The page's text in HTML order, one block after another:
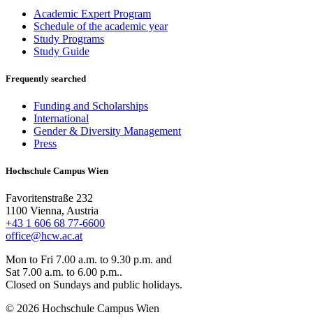
Academic Expert Program
Schedule of the academic year
Study Programs
Study Guide
Frequently searched
Funding and Scholarships
International
Gender & Diversity Management
Press
Hochschule Campus Wien
Favoritenstraße 232
1100 Vienna, Austria
+43 1 606 68 77-6600
office@hcw.ac.at
Mon to Fri 7.00 a.m. to 9.30 p.m. and
Sat 7.00 a.m. to 6.00 p.m..
Closed on Sundays and public holidays.
© 2026 Hochschule Campus Wien